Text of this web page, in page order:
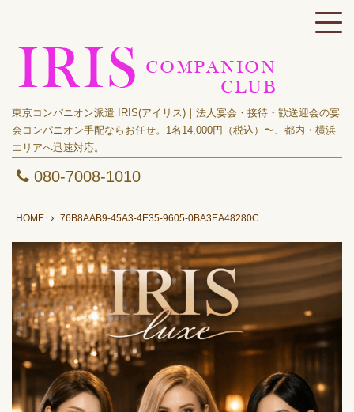
東京コンパニオン派遣 IRIS(アイリス)｜法人宴会・接待・歓送迎会の宴
会コンパニオン手配ならお任せ。1名14,000円（税込）〜、都内・横浜
エリアへ迅速対応。
080-7008-1010
HOME 76B8AAB9-45A3-4E35-9605-0BA3EA48280C